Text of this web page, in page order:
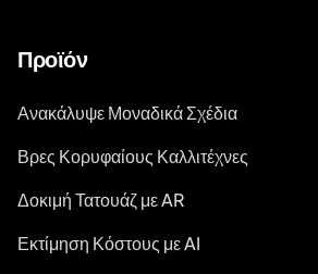
Προϊόν
Ανακάλυψε Μοναδικά Σχέδια
Βρες Κορυφαίους Καλλιτέχνες
Δοκιμή Τατουάζ με AR
Εκτίμηση Κόστους με AI